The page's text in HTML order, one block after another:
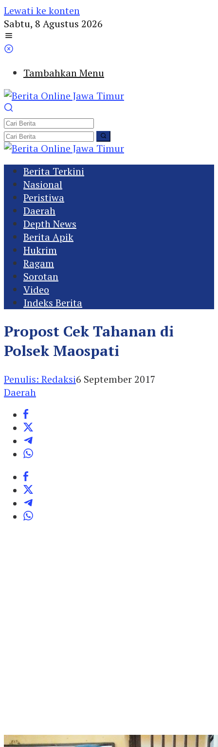
Lewati ke konten
Sabtu, 8 Agustus 2026
Tambahkan Menu
Berita Terkini
Nasional
Peristiwa
Daerah
Depth News
Berita Apik
Hukrim
Ragam
Sorotan
Video
Indeks Berita
Propost Cek Tahanan di
Polsek Maospati
Penulis: Redaksi6 September 2017
Daerah